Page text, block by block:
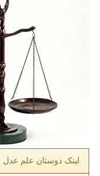
لینک دوستان علم عدل